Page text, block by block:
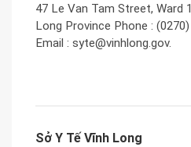
47 Le Van Tam Street, Ward
Long Province Phone :
Email : syte@vinhlong.gov.
Sở Y Tế Vĩnh Long